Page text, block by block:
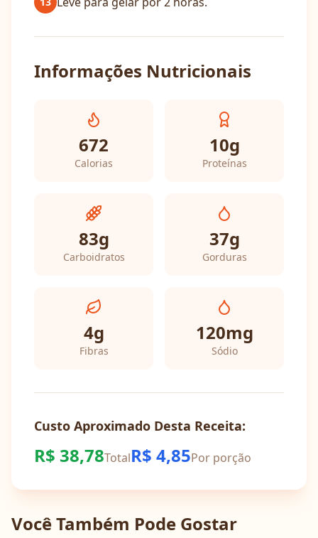
Informações Nutricionais
672
Calorias
10g
Proteínas
83g
Carboidratos
37g
Gorduras
4g
Fibras
120mg
Sódio
Custo Aproximado Desta Receita:
R$ 38,78TotalR$ 4,85Por porção
Você Também Pode Gostar